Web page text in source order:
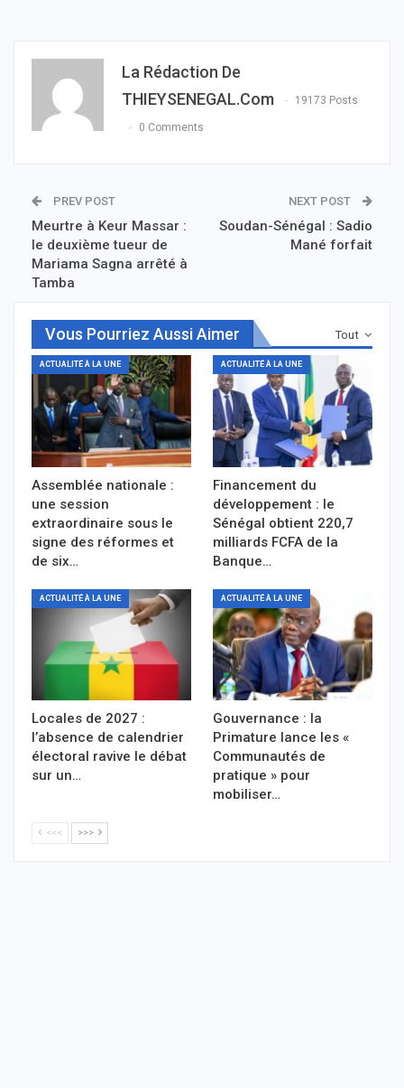
La Rédaction De
THIEYSENEGAL.com
19173 Posts
0 Comments
PREV POST
Meurtre à Keur Massar :
le deuxième tueur de
Mariama Sagna arrêté à
Tamba
NEXT POST
Soudan-Sénégal : Sadio
Mané forfait
Tout
Vous Pourriez Aussi Aimer
ACTUALITÉ À LA UNE
Assemblée nationale :
une session
extraordinaire sous le
signe des réformes et
de six…
ACTUALITÉ À LA UNE
Financement du
développement : le
Sénégal obtient 220,7
milliards FCFA de la
Banque…
ACTUALITÉ À LA UNE
Locales de 2027 :
l’absence de calendrier
électoral ravive le débat
sur un…
ACTUALITÉ À LA UNE
Gouvernance : la
Primature lance les «
Communautés de
pratique » pour
mobiliser…
<<< >>>